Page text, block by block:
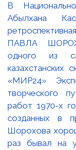
В
Абылхана
ПАВЛА
одного из
казахстанских
«МИР24»
творческого
работ 1970-х
созданных в
Шорохова
раз бывал на